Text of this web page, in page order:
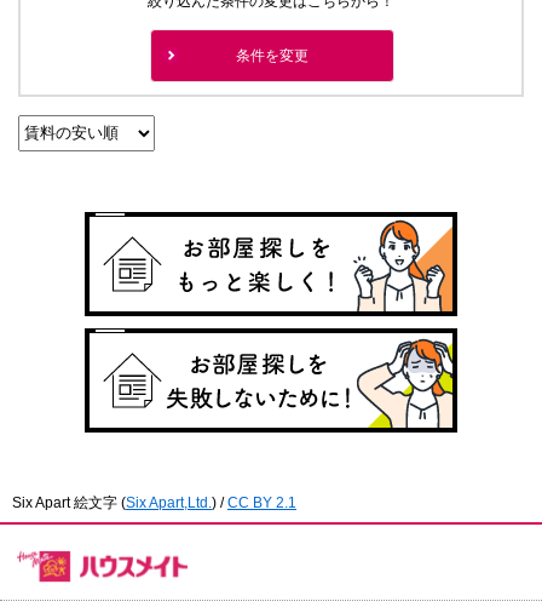
条件を変更
Six Apart 絵文字 (Six Apart,Ltd. ) /CC BY 2.1